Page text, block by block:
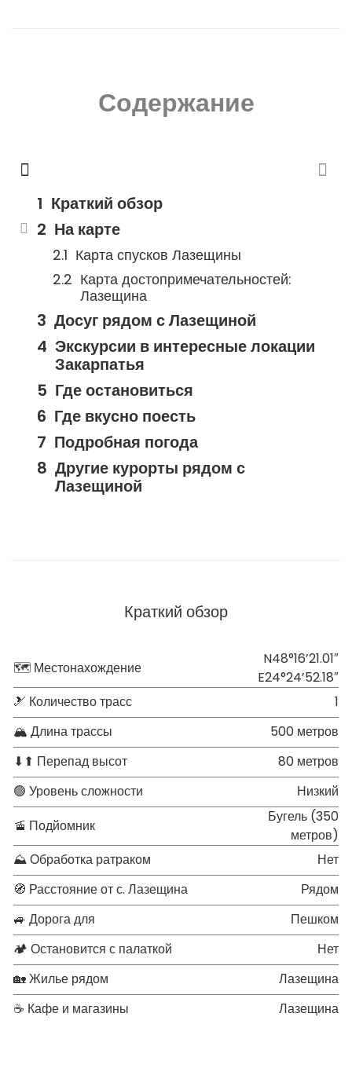
Содержание
Краткий обзор
На карте
Карта спусков Лазещины
Карта достопримечательностей:
Лазещина
Досуг рядом с Лазещиной
Экскурсии в интересные локации
Закарпатья
Где остановиться
Где вкусно поесть
Подробная погода
Другие курорты рядом с
Лазещиной
Краткий обзор
🗺 Местонахождение
N48°16’21.01″
E24°24’52.18″
🎿 Количество трасс
1
🏔 Длина трассы
500 метров
⬇⬆ Перепад высот
80 метров
🟢 Уровень сложности
Низкий
🚡 Подйомник
Бугель (350
метров)
⛰ Обработка ратраком
Нет
🧭 Расстояние от с. Лазещина
Рядом
🚙 Дорога для
Пешком
🏕 Остановится с палаткой
Нет
🏡 Жилье рядом
Лазещина
☕ Кафе и магазины
Лазещина